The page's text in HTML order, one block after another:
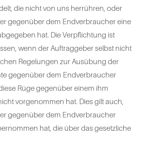
die nicht von uns herrühren, oder
gegenüber dem Endverbraucher eine
hat. Die Verpflichtung ist
wenn der Auftraggeber selbst nicht
Regelungen zur Ausübung der
gegenüber dem Endverbraucher
Rüge gegenüber einem ihm
vorgenommen hat. Dies gilt auch,
gegenüber dem Endverbraucher
hat, die über das gesetzliche